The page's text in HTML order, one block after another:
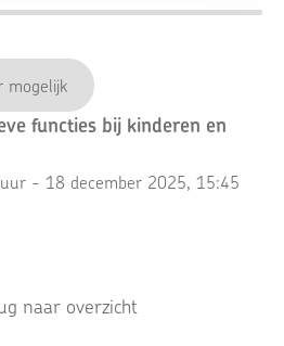
mogelijk
functies bij kinderen en
- 18 december 2025, 15:45
naar overzicht